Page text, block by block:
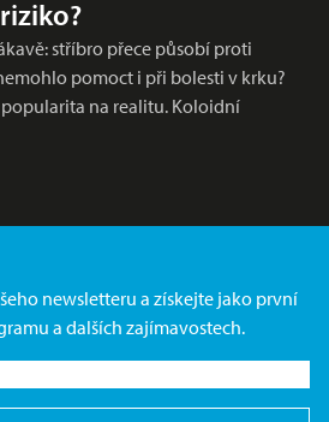
stříbro přece působí proti
pomoct i při bolesti v krku?
na realitu. Koloidní
newsletteru a získejte jako první
a dalších zajímavostech.